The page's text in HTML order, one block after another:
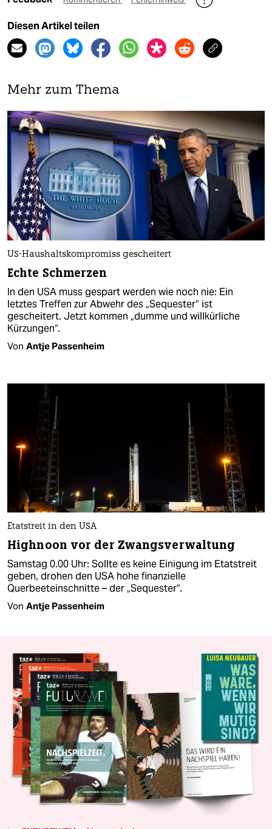
Diesen Artikel teilen
Mehr zum Thema
US-Haushaltskompromiss gescheitert
Echte Schmerzen
In den USA muss gespart werden wie noch nie: Ein
letztes Treffen zur Abwehr des „Sequester“ ist
gescheitert. Jetzt kommen „dumme und willkürliche
Kürzungen“.
Von Antje Passenheim
Etatstreit in den USA
Highnoon vor der Zwangsverwaltung
Samstag 0.00 Uhr: Sollte es keine Einigung im Etatstreit
geben, drohen den USA hohe finanzielle
Querbeeteinschnitte – der „Sequester“.
Von Antje Passenheim